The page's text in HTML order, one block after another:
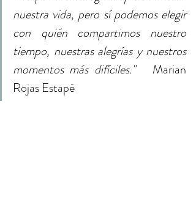
nuestra vida, pero sí podemos elegir
con quién compartimos nuestro
tiempo, nuestras alegrías y nuestros
momentos más difíciles."
  Marian
Rojas Estapé